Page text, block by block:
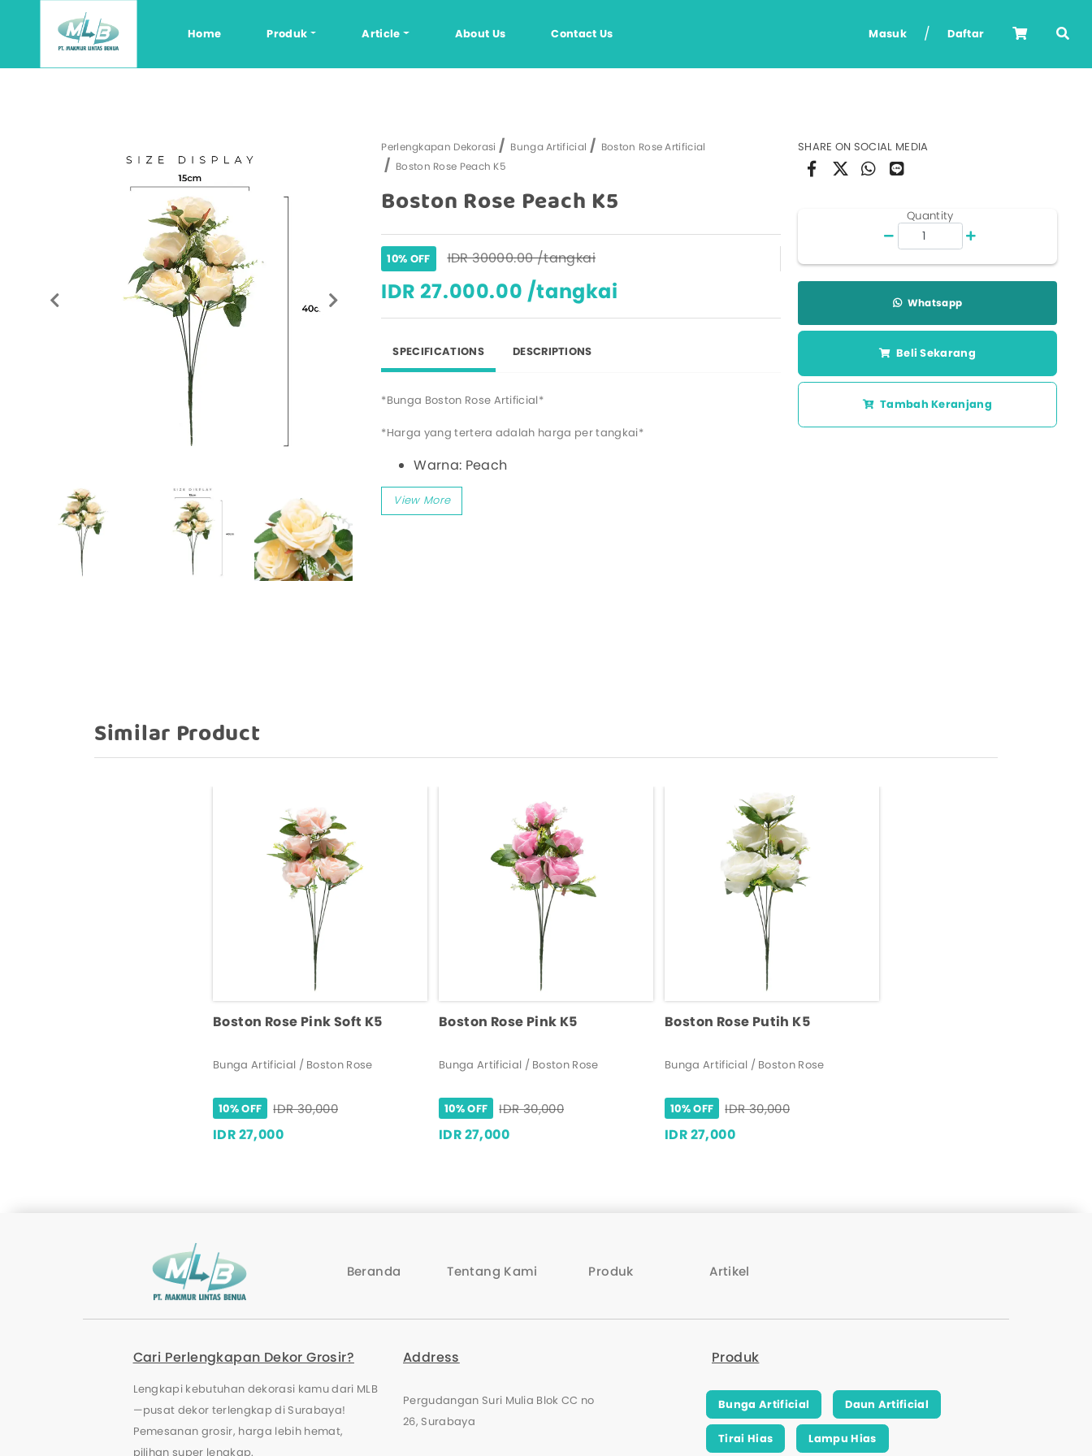
Home Produk
Dekorasi Pernikahan
Dekorasi Ulang Tahun
Dekorasi Pesta Lainnya
Perlengkapan Dekorasi
Daun Artificial
Tirai Hias
Lampu Hias
Tangkai Bunga
Maroon Decor
Burgundy Decor
Navy Decor
Tambahan Packing Kayu
Article
FAQ
Ide Dekorasi
About Us Contact Us Masuk / Daftar
Perlengkapan Dekorasi Bunga Artificial
Boston Rose Artificial
Boston Rose Peach K5
Boston Rose Peach K5
10% OFF IDR 30000.00 /tangkai
IDR 27.000.00 /tangkai
SPECIFICATIONS DESCRIPTIONS
*Bunga Boston Rose Artificial*
*Harga yang tertera adalah harga per tangkai*
Warna: Peach
Diameter Bunga: 8 cm
Panjang Tangkai: 35 cm
SHARE ON SOCIAL MEDIA
Quantity
Whatsapp
Beli Sekarang
Tambah Keranjang
Similar Product
Boston Rose Pink Soft K5
Bunga Artificial / Boston Rose
10% OFF IDR 30,000
IDR 27,000
Boston Rose Pink K5
Bunga Artificial / Boston Rose
10% OFF IDR 30,000
IDR 27,000
Boston Rose Putih K5
Bunga Artificial / Boston Rose
10% OFF IDR 30,000
IDR 27,000
Beranda Tentang Kami Produk Artikel
Cari Perlengkapan Dekor Grosir?
Lengkapi kebutuhan dekorasi kamu dari MLB
—pusat dekor terlengkap di Surabaya!
Pemesanan grosir, harga lebih hemat,
pilihan super lengkap.
Address
Pergudangan Suri Mulia Blok CC no
26, Surabaya
Produk
Bunga Artificial Daun Artificial
Tirai Hias Lampu Hias